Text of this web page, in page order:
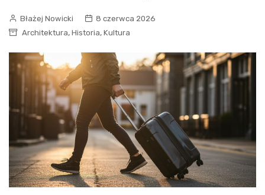
Błażej Nowicki
8 czerwca 2026
Architektura, Historia, Kultura